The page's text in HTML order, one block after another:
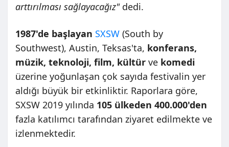
arttırılması sağlayacağız"dedi.
1987'de başlayan SXSW (South by
Southwest), Austin, Teksas'ta, konferans,
müzik, teknoloji, film, kültür ve komedi
üzerine yoğunlaşan çok sayıda festivalin yer
aldığı büyük bir etkinliktir. Raporlara göre,
SXSW 2019 yılında 105 ülkeden 400.000'den
fazla katılımcı tarafından ziyaret edilmekte ve
izlenmektedir.